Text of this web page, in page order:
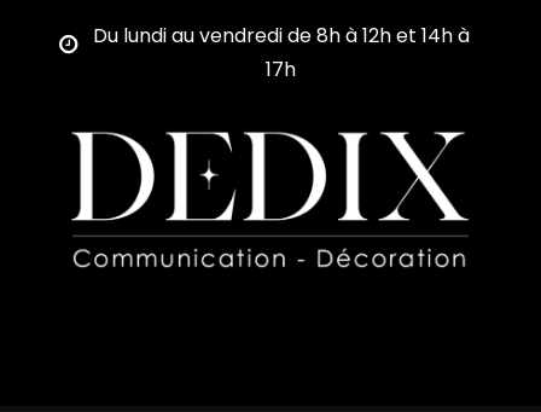
Du lundi au vendredi de 8h à 12h et 14h à
17h